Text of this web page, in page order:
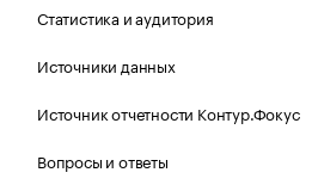
Статистика и аудитория
Источники данных
Источник отчетности Контур.Фокус
Вопросы и ответы